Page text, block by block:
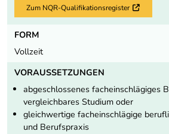
Zum NQR-Qualifikationsregister
FORM
Vollzeit
VORAUSSETZUNGEN
abgeschlossenes facheinschlägiges
vergleichbares Studium oder
gleichwertige facheinschlägige
und Berufspraxis